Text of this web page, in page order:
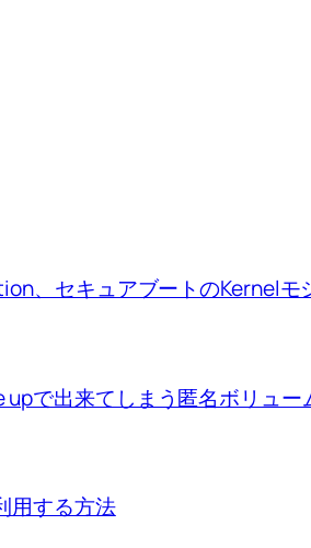
、セキュアブートのKernelモ
で出来てしまう匿名ボリュー
用する方法